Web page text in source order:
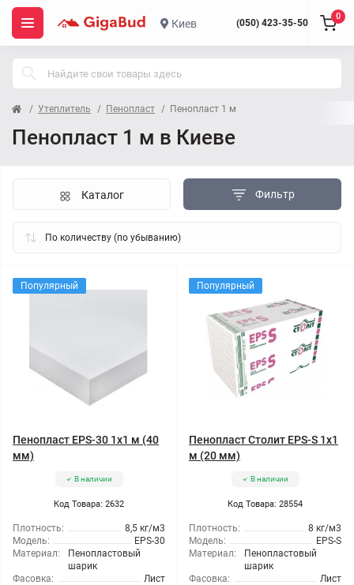
Киев (050) 423-35-50
0
Утеплитель Пенопласт Пенопласт 1 м
Пенопласт 1 м в Киеве
Фильтр
Каталог
Популярный
Пенопласт EPS-30 1x1 м (40
мм)
В наличии
Код Товара: 2632
Плотность:
8,5 кг/м3
Модель:
EPS-30
Материал:
Пенопластовый
шарик
Фасовка:
Лист
Популярный
Пенопласт Столит EPS-S 1x1
м (20 мм)
В наличии
Код Товара: 28554
Плотность:
8 кг/м3
Модель:
EPS-S
Материал:
Пенопластовый
шарик
Фасовка:
Лист